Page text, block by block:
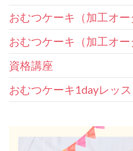
おむつケーキ（加工オー
おむつケーキ（加工オー
資格講座
おむつケーキ1dayレッ